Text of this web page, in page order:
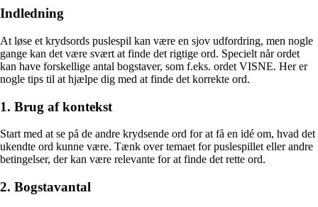
Indledning
At løse et krydsords puslespil kan være en sjov udfordring, men nogle
gange kan det være svært at finde det rigtige ord. Specielt når ordet
kan have forskellige antal bogstaver, som f.eks. ordet VISNE. Her er
nogle tips til at hjælpe dig med at finde det korrekte ord.
1. Brug af kontekst
Start med at se på de andre krydsende ord for at få en idé om, hvad det
ukendte ord kunne være. Tænk over temaet for puslespillet eller andre
betingelser, der kan være relevante for at finde det rette ord.
2. Bogstavantal